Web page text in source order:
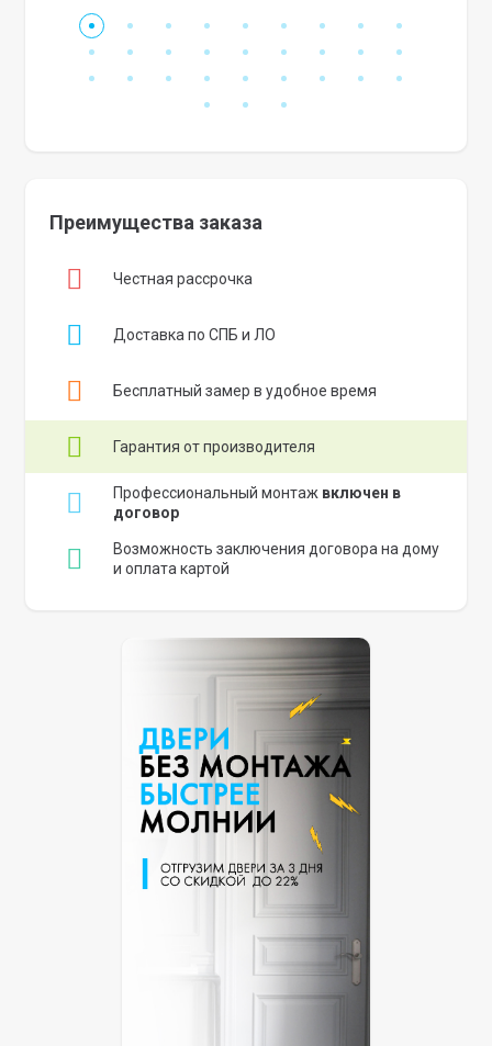
Преимущества заказа
Честная рассрочка
Доставка по СПБ и ЛО
Бесплатный замер в удобное время
Гарантия от производителя
Профессиональный монтаж включен в
договор
Возможность заключения договора на дому
и оплата картой